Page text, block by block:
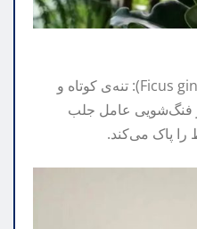
فیکوس جینسینگ (Ficus ginseng): تنه‌ی کوتاه و
فنگ‌شویی عامل جلب
پاک می‌کند.